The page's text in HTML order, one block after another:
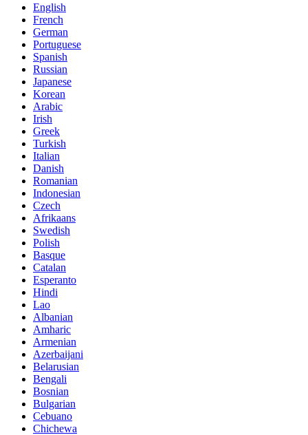
English
French
German
Portuguese
Spanish
Russian
Japanese
Korean
Arabic
Irish
Greek
Turkish
Italian
Danish
Romanian
Indonesian
Czech
Afrikaans
Swedish
Polish
Basque
Catalan
Esperanto
Hindi
Lao
Albanian
Amharic
Armenian
Azerbaijani
Belarusian
Bengali
Bosnian
Bulgarian
Cebuano
Chichewa